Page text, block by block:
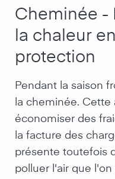
Cheminée -
la chaleur
protection
Pendant la saison
la cheminée.
économiser des
la facture des
présente toutefois
polluer l'air que